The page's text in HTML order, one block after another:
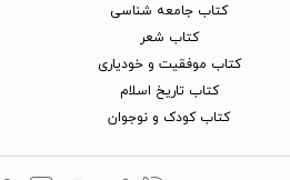
کتاب جامعه شناسی
کتاب شعر
کتاب موفقیت و خودیاری
کتاب تاریخ اسلام
کتاب کودک و نوجوان